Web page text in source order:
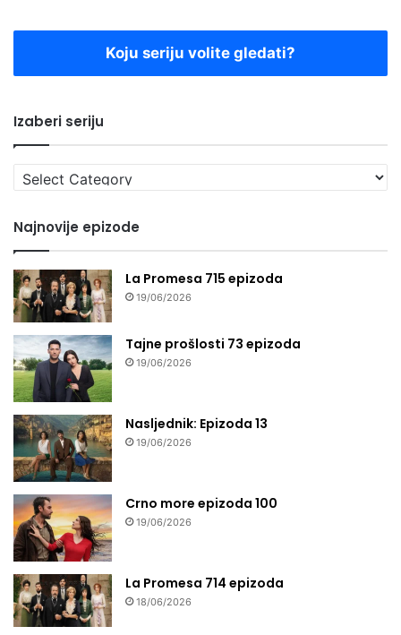
Koju seriju volite gledati?
Izaberi seriju
Izaberi
seriju
Najnovije epizode
La Promesa 715 epizoda
19/06/2026
Tajne prošlosti 73 epizoda
19/06/2026
Nasljednik: Epizoda 13
19/06/2026
Crno more epizoda 100
19/06/2026
La Promesa 714 epizoda
18/06/2026